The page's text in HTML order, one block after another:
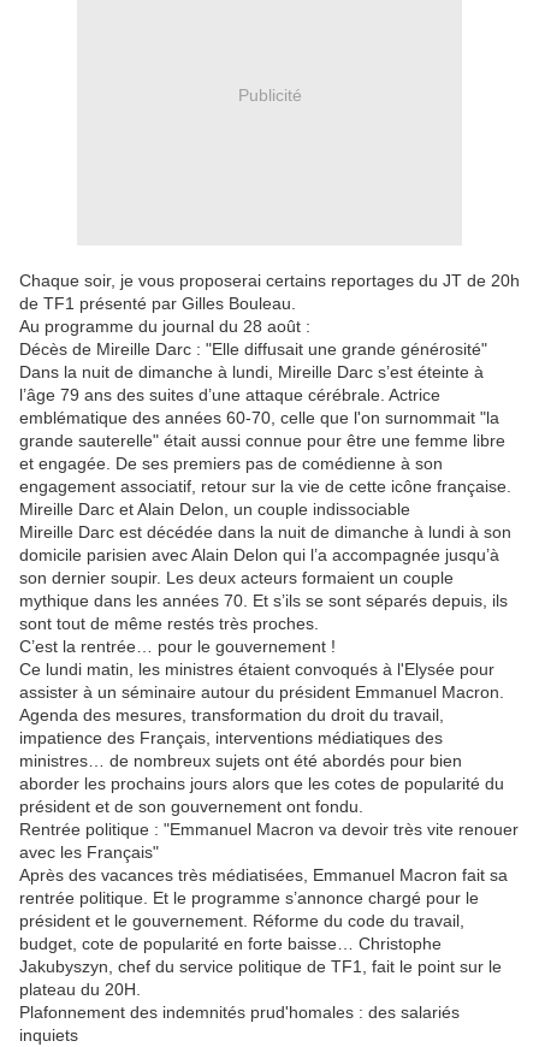
Publicité
Chaque soir, je vous proposerai certains reportages du JT de 20h
de TF1 présenté par Gilles Bouleau.
Au programme du journal du 28 août :
Décès de Mireille Darc : "Elle diffusait une grande générosité"
Dans la nuit de dimanche à lundi, Mireille Darc s’est éteinte à
l’âge 79 ans des suites d’une attaque cérébrale. Actrice
emblématique des années 60-70, celle que l'on surnommait "la
grande sauterelle" était aussi connue pour être une femme libre
et engagée. De ses premiers pas de comédienne à son
engagement associatif, retour sur la vie de cette icône française.
Mireille Darc et Alain Delon, un couple indissociable
Mireille Darc est décédée dans la nuit de dimanche à lundi à son
domicile parisien avec Alain Delon qui l’a accompagnée jusqu’à
son dernier soupir. Les deux acteurs formaient un couple
mythique dans les années 70. Et s’ils se sont séparés depuis, ils
sont tout de même restés très proches.
C’est la rentrée… pour le gouvernement !
Ce lundi matin, les ministres étaient convoqués à l'Elysée pour
assister à un séminaire autour du président Emmanuel Macron.
Agenda des mesures, transformation du droit du travail,
impatience des Français, interventions médiatiques des
ministres… de nombreux sujets ont été abordés pour bien
aborder les prochains jours alors que les cotes de popularité du
président et de son gouvernement ont fondu.
Rentrée politique : "Emmanuel Macron va devoir très vite renouer
avec les Français"
Après des vacances très médiatisées, Emmanuel Macron fait sa
rentrée politique. Et le programme s’annonce chargé pour le
président et le gouvernement. Réforme du code du travail,
budget, cote de popularité en forte baisse… Christophe
Jakubyszyn, chef du service politique de TF1, fait le point sur le
plateau du 20H.
Plafonnement des indemnités prud'homales : des salariés
inquiets